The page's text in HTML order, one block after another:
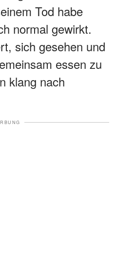
Tod habe
normal gewirkt.
sich gesehen und
essen zu
klang nach